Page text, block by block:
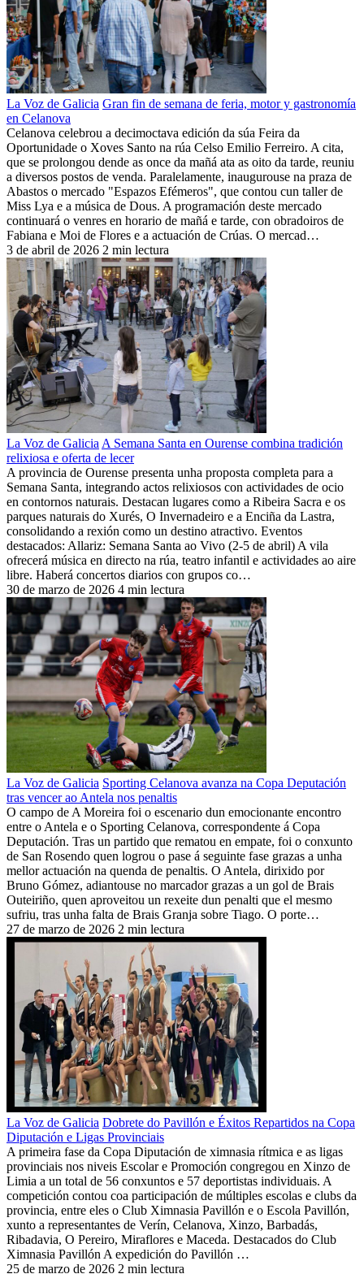
La Voz de Galicia Gran fin de semana de feria, motor y gastronomía
en Celanova
Celanova celebrou a decimoctava edición da súa Feira da
Oportunidade o Xoves Santo na rúa Celso Emilio Ferreiro. A cita,
que se prolongou dende as once da mañá ata as oito da tarde, reuniu
a diversos postos de venda. Paralelamente, inaugurouse na praza de
Abastos o mercado "Espazos Efémeros", que contou cun taller de
Miss Lya e a música de Dous. A programación deste mercado
continuará o venres en horario de mañá e tarde, con obradoiros de
Fabiana e Moi de Flores e a actuación de Crúas. O mercad…
3 de abril de 2026 2 min lectura
La Voz de Galicia A Semana Santa en Ourense combina tradición
relixiosa e oferta de lecer
A provincia de Ourense presenta unha proposta completa para a
Semana Santa, integrando actos relixiosos con actividades de ocio
en contornos naturais. Destacan lugares como a Ribeira Sacra e os
parques naturais do Xurés, O Invernadeiro e a Enciña da Lastra,
consolidando a rexión como un destino atractivo. Eventos
destacados: Allariz: Semana Santa ao Vivo (2-5 de abril) A vila
ofrecerá música en directo na rúa, teatro infantil e actividades ao aire
libre. Haberá concertos diarios con grupos co…
30 de marzo de 2026 4 min lectura
La Voz de Galicia Sporting Celanova avanza na Copa Deputación
tras vencer ao Antela nos penaltis
O campo de A Moreira foi o escenario dun emocionante encontro
entre o Antela e o Sporting Celanova, correspondente á Copa
Deputación. Tras un partido que rematou en empate, foi o conxunto
de San Rosendo quen logrou o pase á seguinte fase grazas a unha
mellor actuación na quenda de penaltis. O Antela, dirixido por
Bruno Gómez, adiantouse no marcador grazas a un gol de Brais
Outeiriño, quen aproveitou un rexeite dun penalti que el mesmo
sufriu, tras unha falta de Brais Granja sobre Tiago. O porte…
27 de marzo de 2026 2 min lectura
La Voz de Galicia Dobrete do Pavillón e Éxitos Repartidos na Copa
Diputación e Ligas Provinciais
A primeira fase da Copa Diputación de ximnasia rítmica e as ligas
provinciais nos niveis Escolar e Promoción congregou en Xinzo de
Limia a un total de 56 conxuntos e 57 deportistas individuais. A
competición contou coa participación de múltiples escolas e clubs da
provincia, entre eles o Club Ximnasia Pavillón e o Escola Pavillón,
xunto a representantes de Verín, Celanova, Xinzo, Barbadás,
Ribadavia, O Pereiro, Miraflores e Maceda. Destacados do Club
Ximnasia Pavillón A expedición do Pavillón …
25 de marzo de 2026 2 min lectura